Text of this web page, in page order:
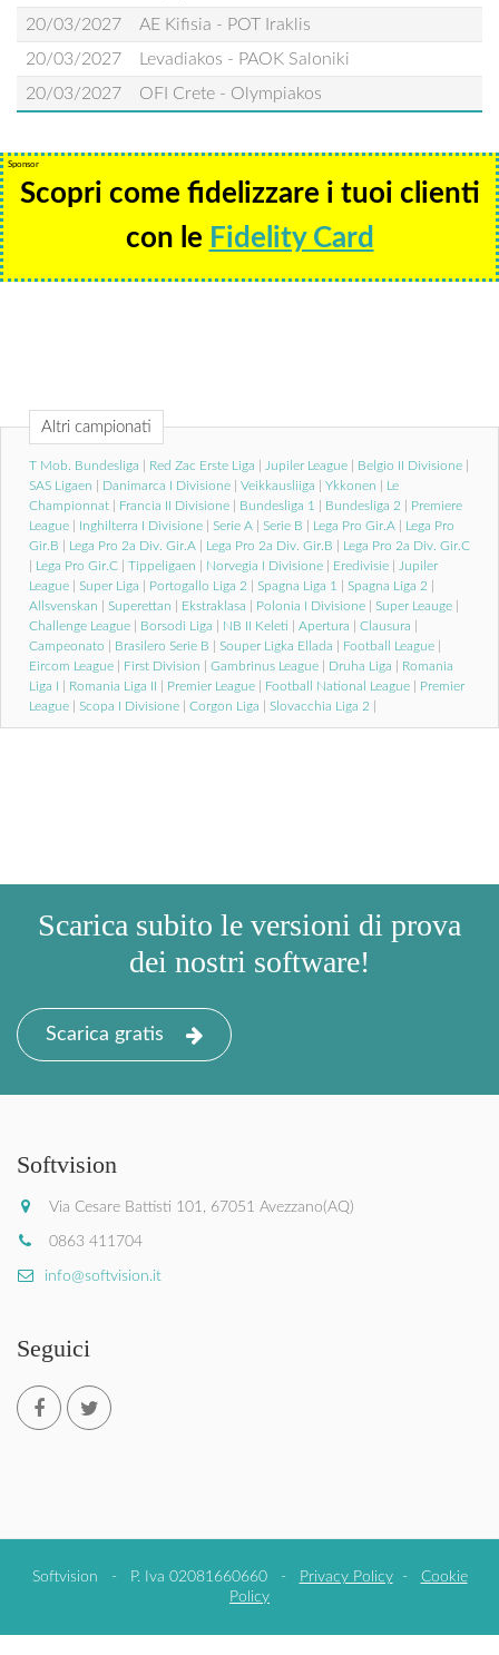
20/03/2027
AE Kifisia - POT Iraklis
20/03/2027
Levadiakos - PAOK Saloniki
20/03/2027
OFI Crete - Olympiakos
Sponsor
Scopri come fidelizzare i tuoi clienti
con le Fidelity Card
Altri campionati
T Mob. Bundesliga Red Zac Erste Liga Jupiler League Belgio II Divisione
SAS Ligaen
Danimarca I Divisione Veikkausliiga Ykkonen
Le
Championnat
Francia II Divisione Bundesliga 1 Bundesliga 2
Premiere
League
Inghilterra I Divisione Serie A Serie B Lega Pro Gir.A
Lega Pro
Gir.B
Lega Pro 2a Div. Gir.A Lega Pro 2a Div. Gir.B
Lega Pro 2a Div. Gir.C
Lega Pro Gir.C Tippeligaen Norvegia I Divisione Eredivisie
Jupiler
League
Super Liga Portogallo Liga 2 Spagna Liga 1 Spagna Liga 2
Allsvenskan
Superettan Ekstraklasa Polonia I Divisione Super Leauge
Challenge League
Borsodi Liga NB II Keleti Apertura Clausura
Campeonato
Brasilero Serie B Souper Ligka Ellada Football League
Eircom League
First Division Gambrinus League Druha Liga
Romania
Liga I
Romania Liga II Premier League Football National League
Premier
League
Scopa I Divisione Corgon Liga Slovacchia Liga 2
Scarica subito le versioni di prova
dei nostri software!
Scarica gratis
Softvision
Via Cesare Battisti 101, 67051 Avezzano(AQ)
0863 411704
info@softvision.it
Seguici
Softvision - P. Iva 02081660660 - Privacy Policy- Cookie
Policy